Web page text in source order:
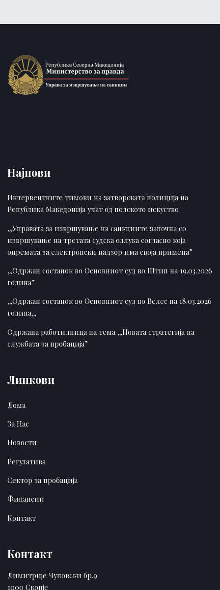
Најнови
Интервентните тимови на затворската полиција на
Република Македонија учат од полското искуство
,,Управата за извршување на санкциите започна со
извршување на третата судска одлука согласно која
опремата за електронски надзор има своја примена”
,,Одржан состанок во Основниот суд во Штип на 19.03.2026
година”
,,Одржан состанок во Основниот суд во Велес на 18.03.2026
година,,
Одржана работилница на тема ,,Новата стратегија на
службата за пробација”
Линкови
Дома
За Нас
Новости
Регулатива
Сектор за пробација
Финансии
Контакт
Контакт
Димитрије Чуповски бр.9
1000 Скопје